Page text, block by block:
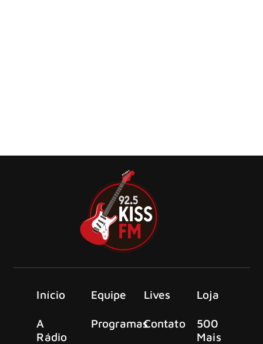
Início
A
Rádio
Equipe
Programas
Lives
Contato
Loja
500
Mais